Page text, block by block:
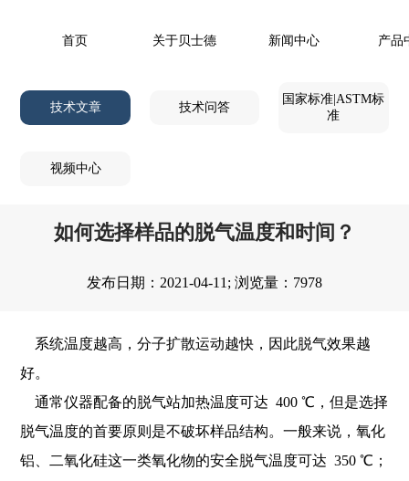
首页 关于贝士德 新闻中心 产品
技术文章 技术问答
国家标准|ASTM标
准
视频中心
如何选择样品的脱气温度和时间？
发布日期：2021-04-11; 浏览量：7978
系统温度越高，分子扩散运动越快，因此脱气效果越
好。
通常仪器配备的脱气站加热温度可达 400 ℃，但是选择
脱气温度的首要原则是不破坏样品结构。一般来说，氧化
铝、二氧化硅这一类氧化物的安全脱气温度可达 350 ℃；